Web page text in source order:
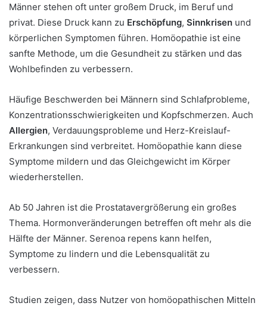
Männer stehen oft unter großem Druck, im Beruf und
privat. Diese Druck kann zu Erschöpfung, Sinnkrisen und
körperlichen Symptomen führen. Homöopathie ist eine
sanfte Methode, um die Gesundheit zu stärken und das
Wohlbefinden zu verbessern.
Häufige Beschwerden bei Männern sind Schlafprobleme,
Konzentrationsschwierigkeiten und Kopfschmerzen. Auch
Allergien, Verdauungsprobleme und Herz-Kreislauf-
Erkrankungen sind verbreitet. Homöopathie kann diese
Symptome mildern und das Gleichgewicht im Körper
wiederherstellen.
Ab 50 Jahren ist die Prostatavergrößerung ein großes
Thema. Hormonveränderungen betreffen oft mehr als die
Hälfte der Männer. Serenoa repens kann helfen,
Symptome zu lindern und die Lebensqualität zu
verbessern.
Studien zeigen, dass Nutzer von homöopathischen Mitteln